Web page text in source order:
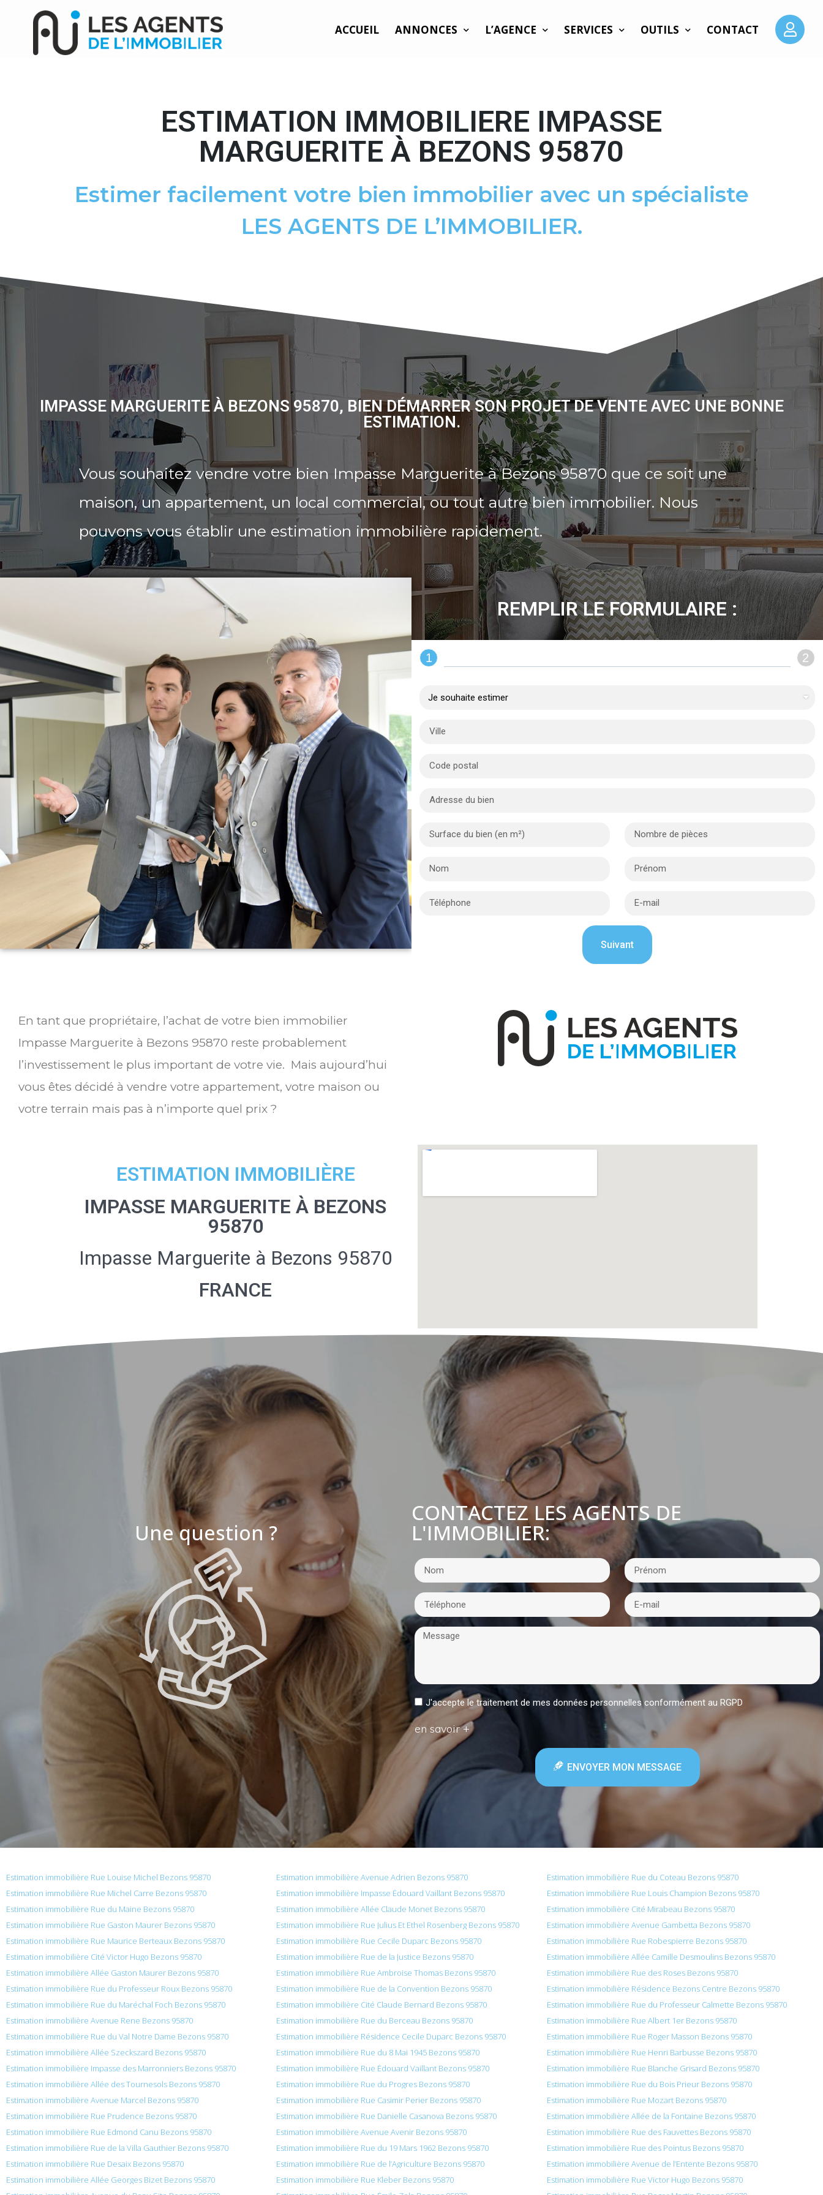
ACCUEIL ANNONCES L’AGENCE SERVICES OUTILS CONTACT
ESTIMATION IMMOBILIERE IMPASSE
MARGUERITE À BEZONS 95870
Estimer facilement votre bien immobilier avec un spécialiste
LES AGENTS DE L’IMMOBILIER.
IMPASSE MARGUERITE À BEZONS 95870, BIEN DÉMARRER SON PROJET DE VENTE AVEC UNE BONNE
ESTIMATION.
Vous souhaitez vendre votre bien Impasse Marguerite à Bezons 95870 que ce soit une
maison, un appartement, un local commercial, ou tout autre bien immobilier. Nous
pouvons vous établir une estimation immobilière rapidement.
REMPLIR LE FORMULAIRE :
1 2
En tant que propriétaire, l’achat de votre bien immobilier
Impasse Marguerite à Bezons 95870 reste probablement
l’investissement le plus important de votre vie. Mais aujourd’hui
vous êtes décidé à vendre votre appartement, votre maison ou
votre terrain mais pas à n’importe quel prix ?
ESTIMATION IMMOBILIÈRE
IMPASSE MARGUERITE À BEZONS
95870
Impasse Marguerite à Bezons 95870
FRANCE
Une question ?
CONTACTEZ LES AGENTS DE
L'IMMOBILIER:
J'accepte le traitement de mes données personnelles conformément au RGPD
en savoir +
ENVOYER MON MESSAGE
Estimation immobilière Rue Louise Michel Bezons 95870 Estimation immobilière Avenue Adrien Bezons 95870
Estimation immobilière Rue du Coteau Bezons 95870
Estimation immobilière Rue Michel Carre Bezons 95870
Estimation immobilière Impasse Édouard Vaillant Bezons 95870
Estimation immobilière Rue Louis Champion Bezons 95870
Estimation immobilière Rue du Maine Bezons 95870
Estimation immobilière Allée Claude Monet Bezons 95870
Estimation immobilière Cité Mirabeau Bezons 95870
Estimation immobilière Rue Gaston Maurer Bezons 95870
Estimation immobilière Rue Julius Et Ethel Rosenberg Bezons 95870
Estimation immobilière Avenue Gambetta Bezons 95870
Estimation immobilière Rue Maurice Berteaux Bezons 95870
Estimation immobilière Rue Cecile Duparc Bezons 95870
Estimation immobilière Rue Robespierre Bezons 95870
Estimation immobilière Cité Victor Hugo Bezons 95870
Estimation immobilière Rue de la Justice Bezons 95870
Estimation immobilière Allée Camille Desmoulins Bezons 95870
Estimation immobilière Allée Gaston Maurer Bezons 95870
Estimation immobilière Rue Ambroise Thomas Bezons 95870
Estimation immobilière Rue des Roses Bezons 95870
Estimation immobilière Rue du Professeur Roux Bezons 95870
Estimation immobilière Rue de la Convention Bezons 95870
Estimation immobilière Résidence Bezons Centre Bezons 95870
Estimation immobilière Rue du Maréchal Foch Bezons 95870
Estimation immobilière Cité Claude Bernard Bezons 95870
Estimation immobilière Rue du Professeur Calmette Bezons 95870
Estimation immobilière Avenue Rene Bezons 95870
Estimation immobilière Rue du Berceau Bezons 95870
Estimation immobilière Rue Albert 1er Bezons 95870
Estimation immobilière Rue du Val Notre Dame Bezons 95870
Estimation immobilière Résidence Cecile Duparc Bezons 95870
Estimation immobilière Rue Roger Masson Bezons 95870
Estimation immobilière Allée Szeckszard Bezons 95870
Estimation immobilière Rue du 8 Mai 1945 Bezons 95870
Estimation immobilière Rue Henri Barbusse Bezons 95870
Estimation immobilière Impasse des Marronniers Bezons 95870
Estimation immobilière Rue Édouard Vaillant Bezons 95870
Estimation immobilière Rue Blanche Grisard Bezons 95870
Estimation immobilière Allée des Tournesols Bezons 95870
Estimation immobilière Rue du Progres Bezons 95870
Estimation immobilière Rue du Bois Prieur Bezons 95870
Estimation immobilière Avenue Marcel Bezons 95870
Estimation immobilière Rue Casimir Perier Bezons 95870
Estimation immobilière Rue Mozart Bezons 95870
Estimation immobilière Rue Prudence Bezons 95870
Estimation immobilière Rue Danielle Casanova Bezons 95870
Estimation immobilière Allée de la Fontaine Bezons 95870
Estimation immobilière Rue Edmond Canu Bezons 95870
Estimation immobilière Avenue Avenir Bezons 95870
Estimation immobilière Rue des Fauvettes Bezons 95870
Estimation immobilière Rue de la Villa Gauthier Bezons 95870
Estimation immobilière Rue du 19 Mars 1962 Bezons 95870
Estimation immobilière Rue des Pointus Bezons 95870
Estimation immobilière Rue Desaix Bezons 95870
Estimation immobilière Rue de l’Agriculture Bezons 95870
Estimation immobilière Avenue de l’Entente Bezons 95870
Estimation immobilière Allée Georges Bizet Bezons 95870
Estimation immobilière Rue Kleber Bezons 95870
Estimation immobilière Rue Victor Hugo Bezons 95870